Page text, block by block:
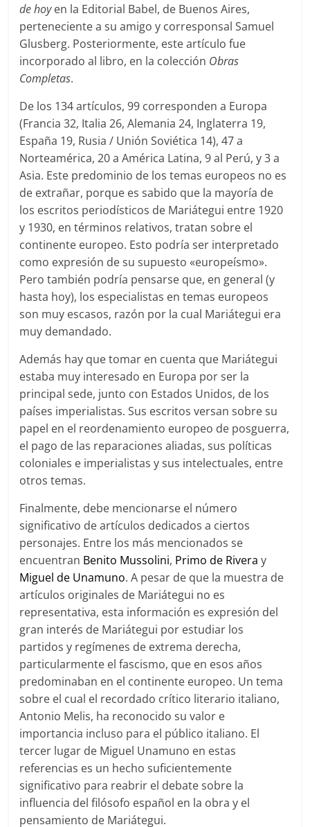
de hoyen la Editorial Babel, de Buenos Aires,
perteneciente a su amigo y corresponsal Samuel
Glusberg. Posteriormente, este artículo fue
incorporado al libro, en la colección Obras
Completas.
De los 134 artículos, 99 corresponden a Europa
(Francia 32, Italia 26, Alemania 24, Inglaterra 19,
España 19, Rusia / Unión Soviética 14), 47 a
Norteamérica, 20 a América Latina, 9 al Perú, y 3 a
Asia. Este predominio de los temas europeos no es
de extrañar, porque es sabido que la mayoría de
los escritos periodísticos de Mariátegui entre 1920
y 1930, en términos relativos, tratan sobre el
continente europeo. Esto podría ser interpretado
como expresión de su supuesto «europeísmo».
Pero también podría pensarse que, en general (y
hasta hoy), los especialistas en temas europeos
son muy escasos, razón por la cual Mariátegui era
muy demandado.
Además hay que tomar en cuenta que Mariátegui
estaba muy interesado en Europa por ser la
principal sede, junto con Estados Unidos, de los
países imperialistas. Sus escritos versan sobre su
papel en el reordenamiento europeo de posguerra,
el pago de las reparaciones aliadas, sus políticas
coloniales e imperialistas y sus intelectuales, entre
otros temas.
Finalmente, debe mencionarse el número
significativo de artículos dedicados a ciertos
personajes. Entre los más mencionados se
encuentran Benito Mussolini, Primo de Rivera y
Miguel de Unamuno. A pesar de que la muestra de
artículos originales de Mariátegui no es
representativa, esta información es expresión del
gran interés de Mariátegui por estudiar los
partidos y regímenes de extrema derecha,
particularmente el fascismo, que en esos años
predominaban en el continente europeo. Un tema
sobre el cual el recordado crítico literario italiano,
Antonio Melis, ha reconocido su valor e
importancia incluso para el público italiano. El
tercer lugar de Miguel Unamuno en estas
referencias es un hecho suficientemente
significativo para reabrir el debate sobre la
influencia del filósofo español en la obra y el
pensamiento de Mariátegui.